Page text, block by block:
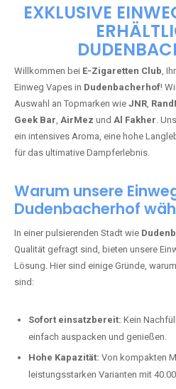
EXKLUSIVE
Willkommen bei E-Zigaretten Club,
Einweg Vapes in Dudenbacherhof!
Auswahl an Topmarken wie JNR,
Geek Bar, AirMez und Al Fakher.
ein intensives Aroma, eine hohe
für das ultimative Dampferlebnis.
Warum unsere
Dudenbacherhof
In einer pulsierenden Stadt wie
Qualität gefragt sind, bieten unsere
Lösung. Hier sind einige Gründe,
sind:
Sofort einsatzbereit: Kein
einfach auspacken und genießen.
Hohe Kapazität: Von kompakten
leistungsstarken Varianten mit